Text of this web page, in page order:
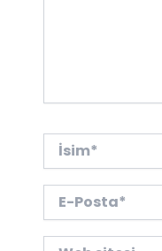
İsim*
Posta*